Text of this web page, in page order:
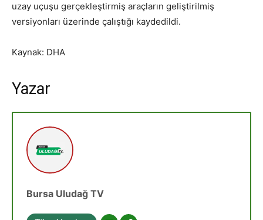
uzay uçuşu gerçekleştirmiş araçların geliştirilmiş
versiyonları üzerinde çalıştığı kaydedildi.
Kaynak: DHA
Yazar
Bursa Uludağ TV